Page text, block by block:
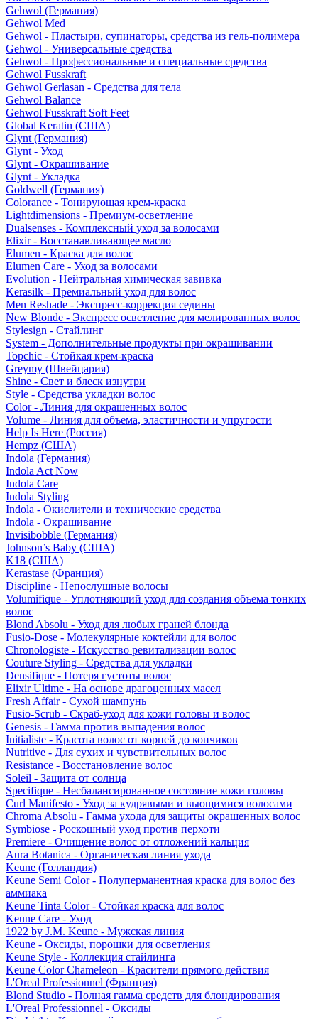
Gehwol (Германия)
Gehwol Med
Gehwol - Пластыри, супинаторы, средства из гель-полимера
Gehwol - Универсальные средства
Gehwol - Профессиональные и специальные средства
Gehwol Fusskraft
Gehwol Gerlasan - Средства для тела
Gehwol Balance
Gehwol Fusskraft Soft Feet
Global Keratin (США)
Glynt (Германия)
Glynt - Уход
Glynt - Окрашивание
Glynt - Укладка
Goldwell (Германия)
Colorance - Тонирующая крем-краска
Lightdimensions - Премиум-осветление
Dualsenses - Комплексный уход за волосами
Elixir - Восстанавливающее масло
Elumen - Краска для волос
Elumen Care - Уход за волосами
Evolution - Нейтральная химическая завивка
Kerasilk - Премиальный уход для волос
Men Reshade - Экспресс-коррекция седины
New Blonde - Экспресс осветление для мелированных волос
Stylesign - Стайлинг
System - Дополнительные продукты при окрашивании
Topchic - Стойкая крем-краска
Greymy (Швейцария)
Shine - Свет и блеск изнутри
Style - Средства укладки волос
Color - Линия для окрашенных волос
Volume - Линия для объема, эластичности и упругости
Help Is Here (Россия)
Hempz (США)
Indola (Германия)
Indola Act Now
Indola Care
Indola Styling
Indola - Окислители и технические средства
Indola - Окрашивание
Invisibobble (Германия)
Johnson’s Baby (США)
K18 (США)
Kerastase (Франция)
Discipline - Непослушные волосы
Volumifique - Уплотняющий уход для создания объема тонких
волос
Blond Absolu - Уход для любых граней блонда
Fusio-Dose - Молекулярные коктейли для волос
Chronologiste - Искусство ревитализации волос
Couture Styling - Средства для укладки
Densifique - Потеря густоты волос
Elixir Ultime - На основе драгоценных масел
Fresh Affair - Сухой шампунь
Fusio-Scrub - Скраб-уход для кожи головы и волос
Genesis - Гамма против выпадения волос
Initialiste - Красота волос от корней до кончиков
Nutritive - Для сухих и чувствительных волос
Resistance - Восстановление волос
Soleil - Защита от солнца
Specifique - Несбалансированное состояние кожи головы
Curl Manifesto - Уход за кудрявыми и вьющимися волосами
Chroma Absolu - Гамма ухода для защиты окрашенных волос
Symbiose - Роскошный уход против перхоти
Premiere - Очищение волос от отложений кальция
Aura Botanica - Органическая линия ухода
Keune (Голландия)
Keune Semi Color - Полуперманентная краска для волос без
аммиака
Keune Tinta Color - Стойкая краска для волос
Keune Care - Уход
1922 by J.M. Keune - Мужская линия
Keune - Оксиды, порошки для осветления
Keune Style - Коллекция стайлинга
Keune Color Chameleon - Красители прямого действия
L'Oreal Professionnel (Франция)
Blond Studio - Полная гамма средств для блондирования
L'Oreal Professionnel - Оксиды